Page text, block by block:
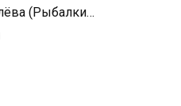
Людмила Журавлёва (Рыбалкина)